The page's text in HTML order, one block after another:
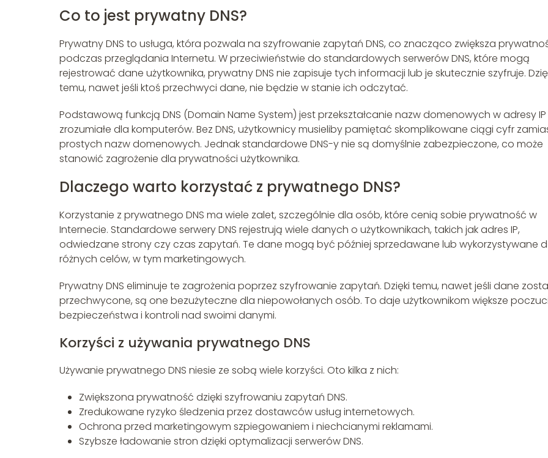
Co to jest prywatny DNS?
Prywatny DNS to usługa, która pozwala na szyfrowanie zapytań DNS, co znacząco zwiększa
podczas przeglądania Internetu. W przeciwieństwie do standardowych serwerów DNS, które mogą
rejestrować dane użytkownika, prywatny DNS nie zapisuje tych informacji lub je skutecznie szyfruje.
temu, nawet jeśli ktoś przechwyci dane, nie będzie w stanie ich odczytać.
Podstawową funkcją DNS (Domain Name System) jest przekształcanie nazw domenowych w adresy IP
zrozumiałe dla komputerów. Bez DNS, użytkownicy musieliby pamiętać skomplikowane ciągi cyfr
prostych nazw domenowych. Jednak standardowe DNS-y nie są domyślnie zabezpieczone, co może
stanowić zagrożenie dla prywatności użytkownika.
Dlaczego warto korzystać z prywatnego DNS?
Korzystanie z prywatnego DNS ma wiele zalet, szczególnie dla osób, które cenią sobie prywatność w
Internecie. Standardowe serwery DNS rejestrują wiele danych o użytkownikach, takich jak adres IP,
odwiedzane strony czy czas zapytań. Te dane mogą być później sprzedawane lub wykorzystywane
różnych celów, w tym marketingowych.
Prywatny DNS eliminuje te zagrożenia poprzez szyfrowanie zapytań. Dzięki temu, nawet jeśli dane
przechwycone, są one bezużyteczne dla niepowołanych osób. To daje użytkownikom większe
bezpieczeństwa i kontroli nad swoimi danymi.
Korzyści z używania prywatnego DNS
Używanie prywatnego DNS niesie ze sobą wiele korzyści. Oto kilka z nich:
Zwiększona prywatność dzięki szyfrowaniu zapytań DNS.
Zredukowane ryzyko śledzenia przez dostawców usług internetowych.
Ochrona przed marketingowym szpiegowaniem i niechcianymi reklamami.
Szybsze ładowanie stron dzięki optymalizacji serwerów DNS.